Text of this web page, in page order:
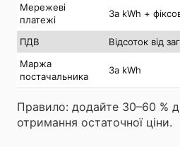
Мережеві
платежі
За kWh +
ПДВ
Відсоток від
Маржа
постачальника
За kWh
Правило: додайте 30–60 %
отримання остаточної ціни.